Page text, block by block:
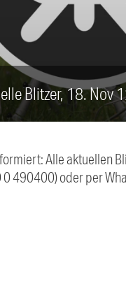
Blitzer, 18. Nov
Alle aktuellen
0 490400) oder per